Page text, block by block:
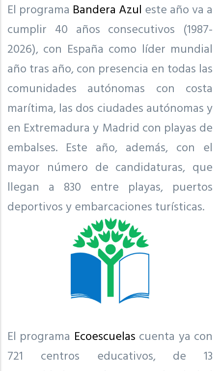
El programa Bandera Azul este año va a
cumplir 40 años consecutivos (1987-
2026), con España como líder mundial
año tras año, con presencia en todas las
comunidades autónomas con costa
marítima, las dos ciudades autónomas y
en Extremadura y Madrid con playas de
embalses. Este año, además, con el
mayor número de candidaturas, que
llegan a 830 entre playas, puertos
deportivos y embarcaciones turísticas.
El programa Ecoescuelas cuenta ya con
721 centros educativos, de 13